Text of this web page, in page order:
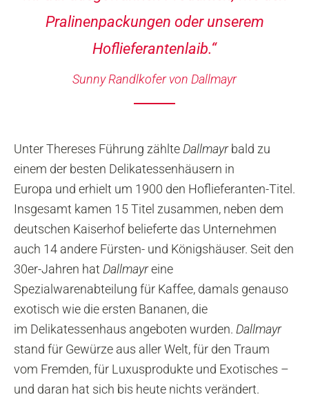
Pralinenpackungen oder unserem
Hoflieferantenlaib.“
Sunny Randlkofer von Dallmayr
Unter Thereses Führung zählte Dallmayrbald zu
einem der besten Delikatessenhäusern in
Europa und erhielt um 1900 den Hoflieferanten-Titel.
Insgesamt kamen 15 Titel zusammen, neben dem
deutschen Kaiserhof belieferte das Unternehmen
auch 14 andere Fürsten- und Königshäuser. Seit den
30er-Jahren hat Dallmayreine
Spezialwarenabteilung für Kaffee, damals genauso
exotisch wie die ersten Bananen, die
im Delikatessenhaus angeboten wurden. Dallmayr
stand für Gewürze aus aller Welt, für den Traum
vom Fremden, für Luxusprodukte und Exotisches –
und daran hat sich bis heute nichts verändert.